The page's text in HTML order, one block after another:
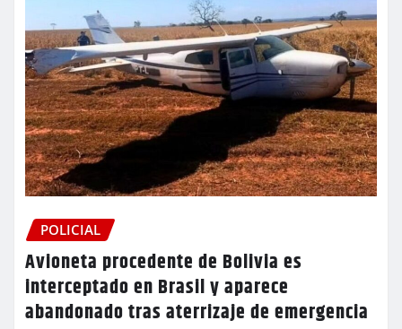
POLICIAL
Avioneta procedente de Bolivia es
interceptado en Brasil y aparece
abandonado tras aterrizaje de emergencia